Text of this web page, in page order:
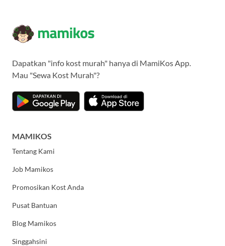
Dapatkan "info kost murah" hanya di MamiKos App.
Mau "Sewa Kost Murah"?
MAMIKOS
Tentang Kami
Job Mamikos
Promosikan Kost Anda
Pusat Bantuan
Blog Mamikos
Singgahsini